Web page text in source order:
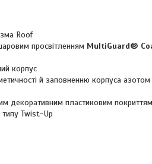
Roof
просвітленням MultiGuard®
корпус
й заповненню корпуса азотом
декоративним пластиковим покриттям
типу Twist-Up